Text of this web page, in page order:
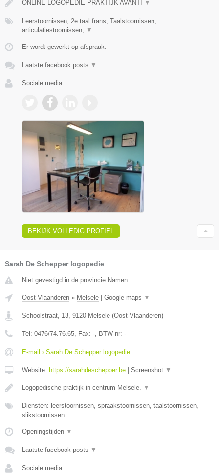
ONLINE LOGOPEDIE PRAKTIJK AVANTI ▼
Leerstoornissen, 2e taal frans, Taalstoornissen,
articulatiestoornissen, ▼
Er wordt gewerkt op afspraak.
Laatste facebook posts ▼
Sociale media:
BEKIJK VOLLEDIG PROFIEL
Sarah De Schepper logopedie
Niet gevestigd in de provincie Namen.
Oost-Vlaanderen » Melsele | Google maps ▼
Schoolstraat, 13 9120 Melsele (Oost-Vlaanderen)
Tel: 0476/74.76.65 , Fax: - , BTW-nr: -
E-mail › Sarah De Schepper logopedie
Website: https://sarahdeschepper.be | Screenshot ▼
Logopedische praktijk in centrum Melsele. ▼
Diensten: leerstoornissen, spraakstoornissen, taalstoornissen,
slikstoornissen
Openingstijden ▼
Laatste facebook posts ▼
Sociale media: